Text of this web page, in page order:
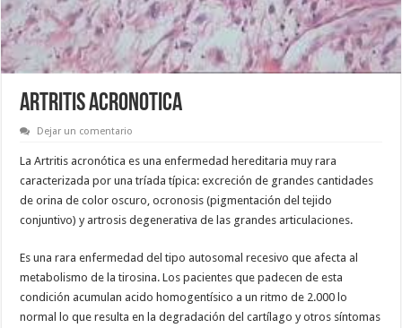
ARTRITIS ACRONOTICA
Dejar un comentario
La Artritis acronótica es una enfermedad hereditaria muy rara
caracterizada por una tríada típica: excreción de grandes cantidades
de orina de color oscuro, ocronosis (pigmentación del tejido
conjuntivo) y artrosis degenerativa de las grandes articulaciones.
Es una rara enfermedad del tipo autosomal recesivo que afecta al
metabolismo de la tirosina. Los pacientes que padecen de esta
condición acumulan acido homogentísico a un ritmo de 2.000 lo
normal lo que resulta en la degradación del cartílago y otros síntomas